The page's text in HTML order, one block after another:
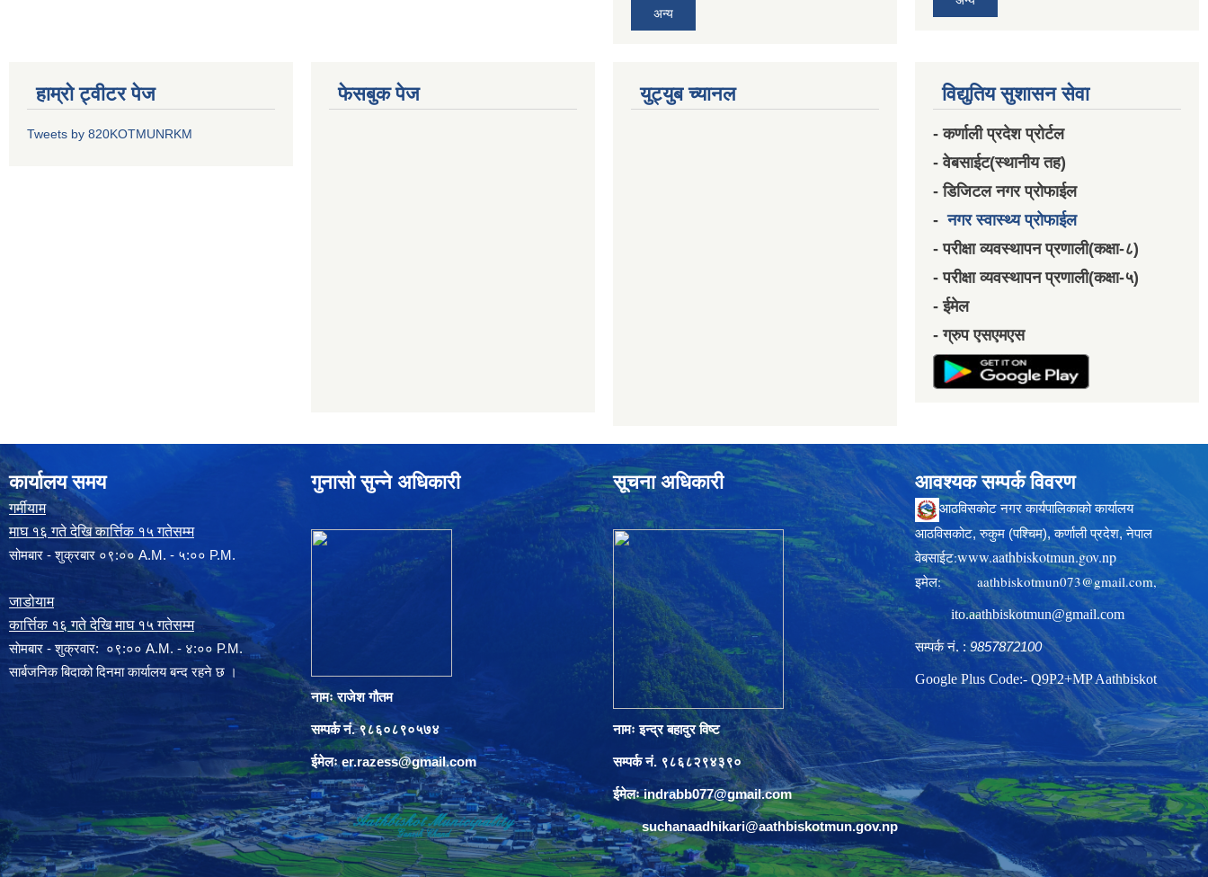
अन्य
हाम्रो ट्वीटर पेज
Tweets by 820KOTMUNRKM
फेसबुक पेज युट्युब च्यानल विद्युतिय सुशासन सेवा
- कर्णाली प्रदेश प्रोर्टल
- वेबसाईट(स्थानीय तह)
- डिजिटल नगर प्रोफाईल
-नगर स्वास्थ्य प्रोफाईल
- परीक्षा व्यवस्थापन प्रणाली(कक्षा-८)
- परीक्षा व्यवस्थापन प्रणाली(कक्षा-५)
- ईमेल
- ग्रुप एसएमएस
कार्यालय समय
गर्मीयाम
माघ १६ गते देखि कार्त्तिक १५ गतेसम्म
सोमबार - शुक्रबार ०९:०० A.M. - ५:०० P.M.
जाडोयाम
कार्त्तिक १६ गते देखि माघ १५ गतेसम्म
साेमबार - शुक्रवार: ०९:०० A.M. - ४:०० P.M.
सार्बजनिक बिदाको दिनमा कार्यालय बन्द रहने छ ।
गुनासो सुन्ने अधिकारी
नामः राजेश गौतम
सम्पर्क नं. ९८६०८९०५७४
ईमेलःer.razess@gmail.com
सूचना अधिकारी
नामः इन्द्र बहादुर विष्ट
सम्पर्क नं. ९८६८२९४३९०
ईमेलःindrabb077@gmail.com
suchanaadhikari@aathbiskotmun.gov.np
आवश्यक सम्पर्क विवरण
आठविसकोट नगर कार्यपालिकाको कार्यालय
आठविसकोट, रुकुम (पश्चिम), कर्णाली प्रदेश, नेपाल
वेबसाईट:www.aathbiskotmun.gov.np
इमेल: aathbiskotmun073@gmail.com,
ito.aathbiskotmun@gmail.com
सम्पर्क नं. :9857872100
Google Plus Code:- Q9P2+MP Aathbiskot